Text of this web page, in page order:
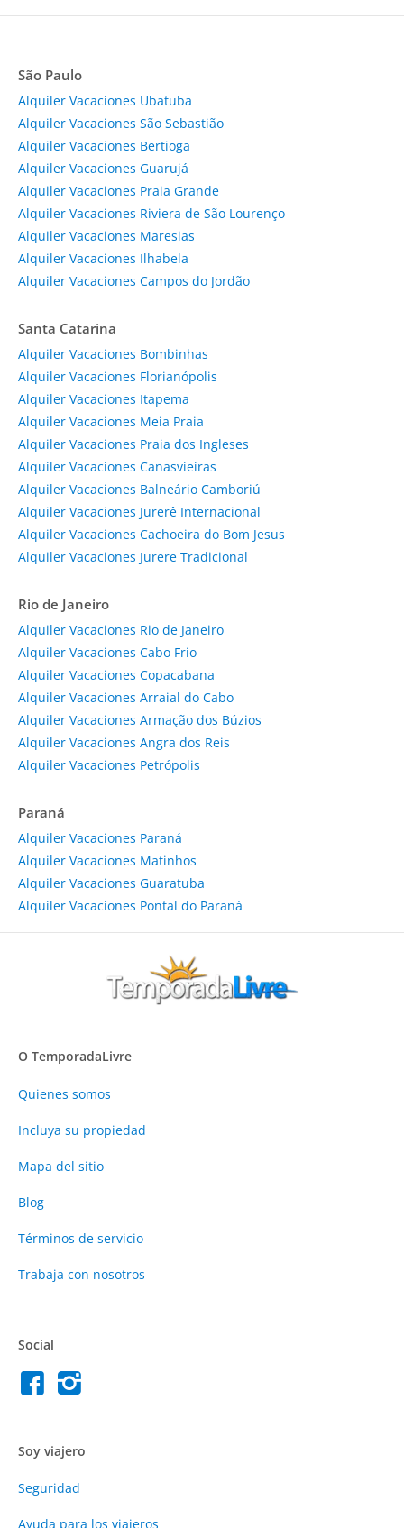
São Paulo
Alquiler Vacaciones Ubatuba
Alquiler Vacaciones São Sebastião
Alquiler Vacaciones Bertioga
Alquiler Vacaciones Guarujá
Alquiler Vacaciones Praia Grande
Alquiler Vacaciones Riviera de São Lourenço
Alquiler Vacaciones Maresias
Alquiler Vacaciones Ilhabela
Alquiler Vacaciones Campos do Jordão
Santa Catarina
Alquiler Vacaciones Bombinhas
Alquiler Vacaciones Florianópolis
Alquiler Vacaciones Itapema
Alquiler Vacaciones Meia Praia
Alquiler Vacaciones Praia dos Ingleses
Alquiler Vacaciones Canasvieiras
Alquiler Vacaciones Balneário Camboriú
Alquiler Vacaciones Jurerê Internacional
Alquiler Vacaciones Cachoeira do Bom Jesus
Alquiler Vacaciones Jurere Tradicional
Rio de Janeiro
Alquiler Vacaciones Rio de Janeiro
Alquiler Vacaciones Cabo Frio
Alquiler Vacaciones Copacabana
Alquiler Vacaciones Arraial do Cabo
Alquiler Vacaciones Armação dos Búzios
Alquiler Vacaciones Angra dos Reis
Alquiler Vacaciones Petrópolis
Paraná
Alquiler Vacaciones Paraná
Alquiler Vacaciones Matinhos
Alquiler Vacaciones Guaratuba
Alquiler Vacaciones Pontal do Paraná
O TemporadaLivre
Quienes somos
Incluya su propiedad
Mapa del sitio
Blog
Términos de servicio
Trabaja con nosotros
Social
Soy viajero
Seguridad
Ayuda para los viajeros